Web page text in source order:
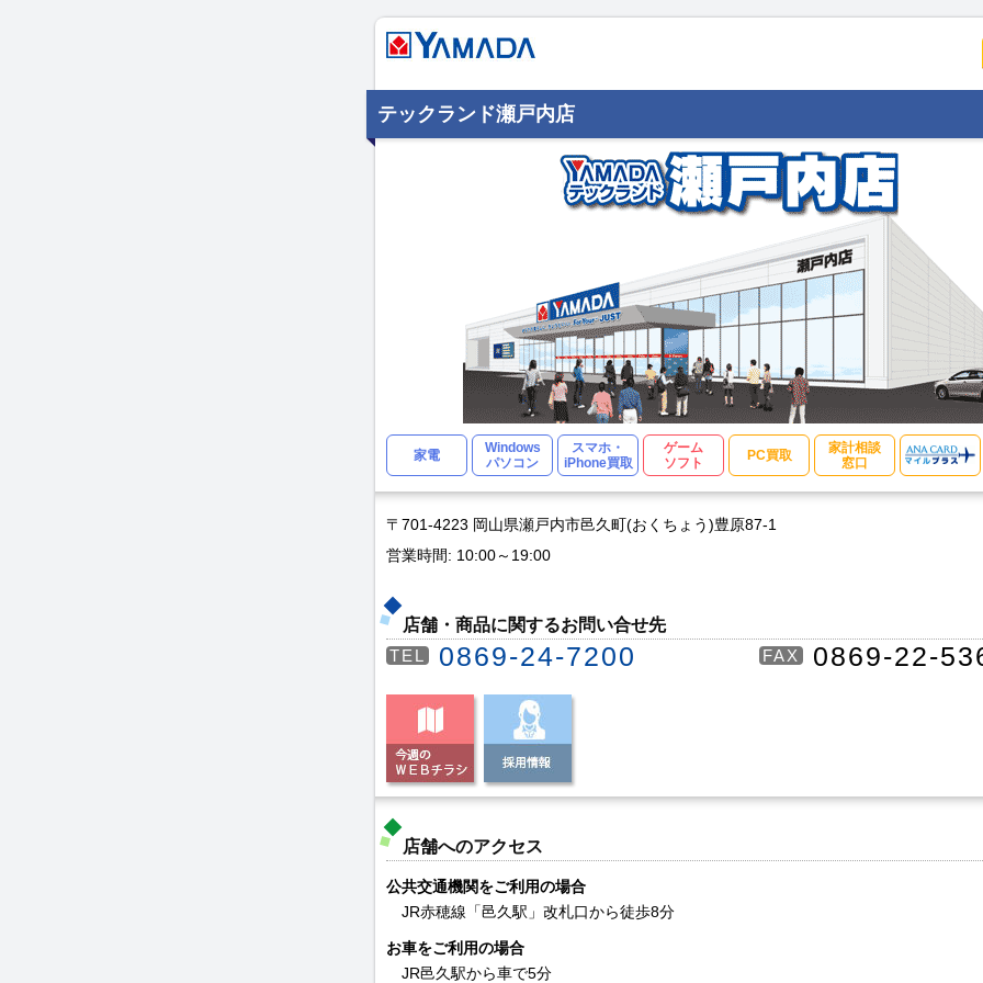
テックランド瀬戸内店
家電
Windows
パソコン
スマホ・
iPhone買取
ゲーム
ソフト
PC買取
家計相談
窓口
〒701-4223 岡山県瀬戸内市邑久町(おくちょう)豊原87-1
営業時間: 10:00～19:00
店舗・商品に関するお問い合せ先
TEL 0869-24-7200 FAX 0869-22-
店舗へのアクセス
公共交通機関をご利用の場合
JR赤穂線「邑久駅」改札口から徒歩8分
お車をご利用の場合
JR邑久駅から車で5分